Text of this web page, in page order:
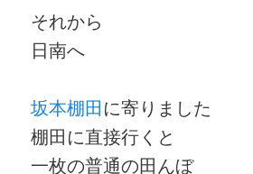
それから
日南へ
坂本棚田に寄りました
棚田に直接行くと
一枚の普通の田んぼ